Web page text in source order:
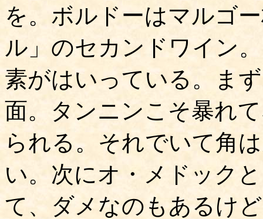
を。ボルドーはマルゴ
ル」のセカンドワイン
素がはいっている。ま
面。タンニンこそ暴れ
られる。それでいて角
い。次にオ・メドック
て、ダメなのもあるけ